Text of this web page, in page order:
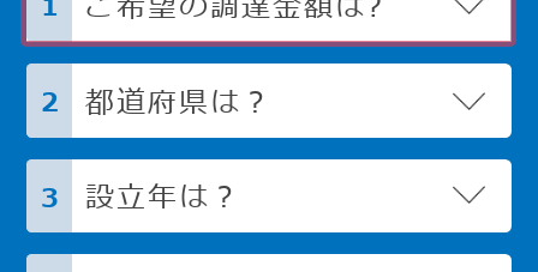
2 都道府県は？
3 設立年は？